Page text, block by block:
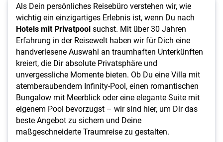
Als Dein persönliches Reisebüro verstehen wir, wie
wichtig ein einzigartiges Erlebnis ist, wenn Du nach
Hotels mit Privatpoolsuchst. Mit über 30 Jahren
Erfahrung in der Reisewelt haben wir für Dich eine
handverlesene Auswahl an traumhaften Unterkünften
kreiert, die Dir absolute Privatsphäre und
unvergessliche Momente bieten. Ob Du eine Villa mit
atemberaubendem Infinity-Pool, einen romantischen
Bungalow mit Meerblick oder eine elegante Suite mit
eigenem Pool bevorzugst – wir sind hier, um Dir das
beste Angebot zu sichern und Deine
maßgeschneiderte Traumreise zu gestalten.